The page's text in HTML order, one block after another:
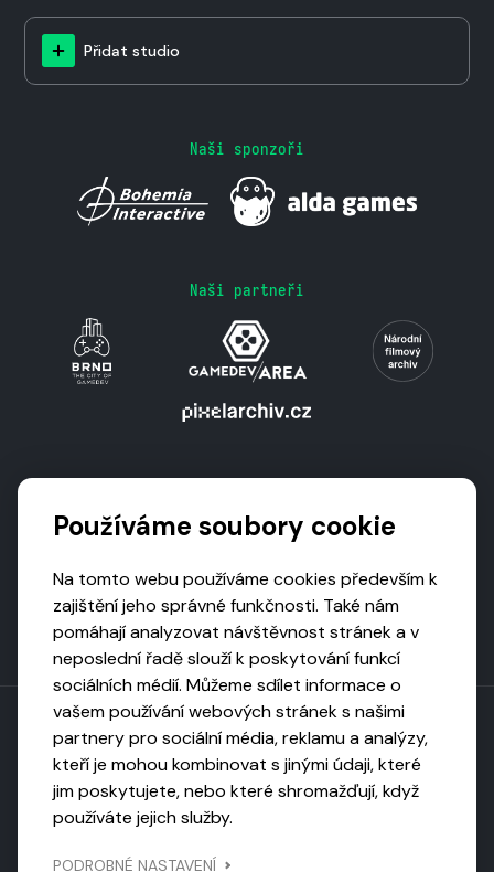
Přidat studio
Naši sponzoři
Naši partneři
Toto dílo podléhá licenci CC BY-NC-ND
Uveďte původ, neužívejte komerčně, nezpracovávejte.
Používáme soubory cookie
Na tomto webu používáme cookies především k
zajištění jeho správné funkčnosti. Také nám
pomáhají analyzovat návštěvnost stránek a v
neposlední řadě slouží k poskytování funkcí
sociálních médií. Můžeme sdílet informace o
vašem používání webových stránek s našimi
partnery pro sociální média, reklamu a analýzy,
kteří je mohou kombinovat s jinými údaji, které
jim poskytujete, nebo které shromažďují, když
používáte jejich služby.
PODROBNÉ NASTAVENÍ